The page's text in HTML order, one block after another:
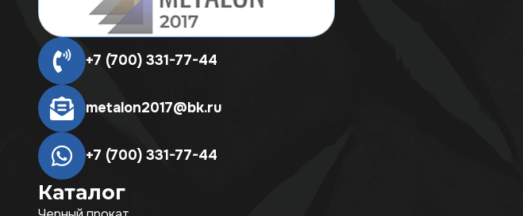
+7 (700) 331-77-44
metalon2017@bk.ru
+7 (700) 331-77-44
Каталог